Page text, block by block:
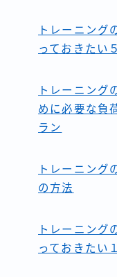
トレーニング
っておきたい
トレーニング
めに必要な負
ラン
トレーニング
の方法
トレーニング
っておきたい